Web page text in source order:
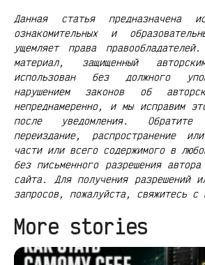
Данная статья предназначена
ознакомительных и
ущемляет права
материал, защищенный
использован без должного
нарушением законов об
непреднамеренно, и мы исправим
после уведомления.
переиздание, распространение
части или всего содержимого в
без письменного разрешения
сайта. Для получения разрешений
запросов, пожалуйста, свяжитесь с
More stories